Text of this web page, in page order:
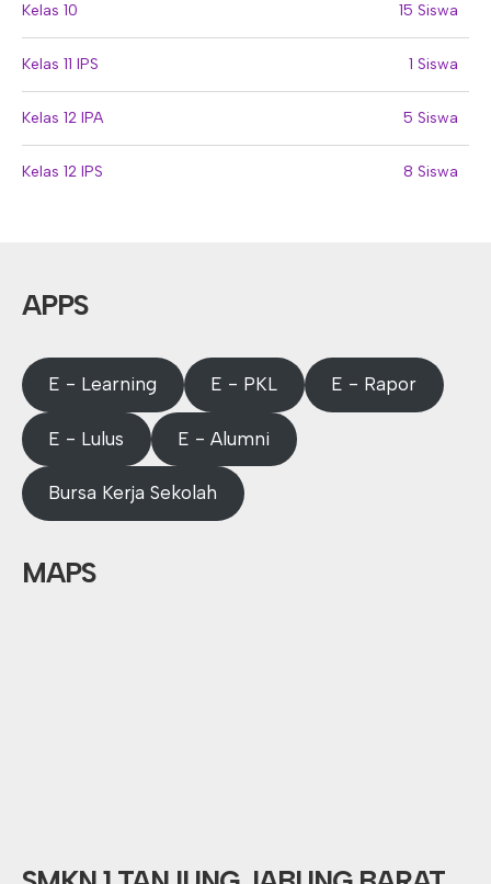
Kelas 10 15 Siswa
Kelas 11 IPS 1 Siswa
Kelas 12 IPA 5 Siswa
Kelas 12 IPS 8 Siswa
APPS
E - Learning E - PKL E - Rapor
E - Lulus E - Alumni
Bursa Kerja Sekolah
MAPS